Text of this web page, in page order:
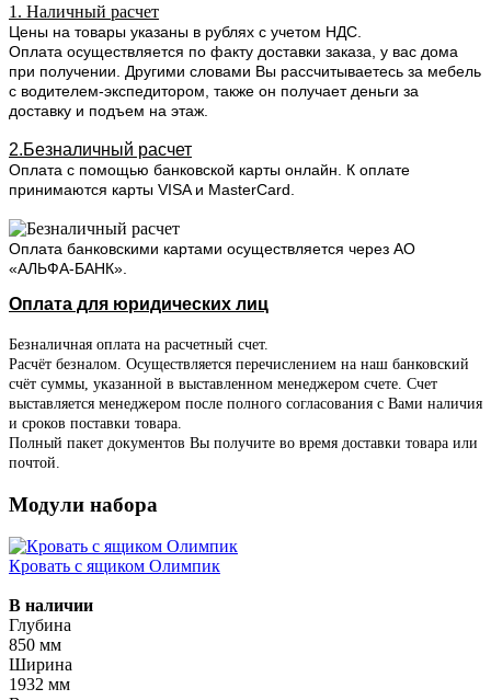
1. Наличный расчет
Цены на товары указаны в рублях с учетом НДС.
Оплата осуществляется по факту доставки заказа, у вас дома
при получении. Другими словами Вы рассчитываетесь за мебель
с водителем-экспедитором, также он получает деньги за
доставку и подъем на этаж.
2.Безналичный расчет
Оплата с помощью банковской карты онлайн. К оплате
принимаются карты VISA и MasterCard.
Оплата банковскими картами осуществляется через АО
«АЛЬФА-БАНК».
Оплата для юридических лиц
Безналичная оплата на расчетный счет.
Расчёт безналом. Осуществляется перечислением на наш банковский
счёт суммы, указанной в выставленном менеджером счете. Счет
выставляется менеджером после полного согласования с Вами наличия
и сроков поставки товара.
Полный пакет документов Вы получите во время доставки товара или
почтой.
Модули набора
Кровать с ящиком Олимпик
В наличии
Глубина
850 мм
Ширина
1932 мм